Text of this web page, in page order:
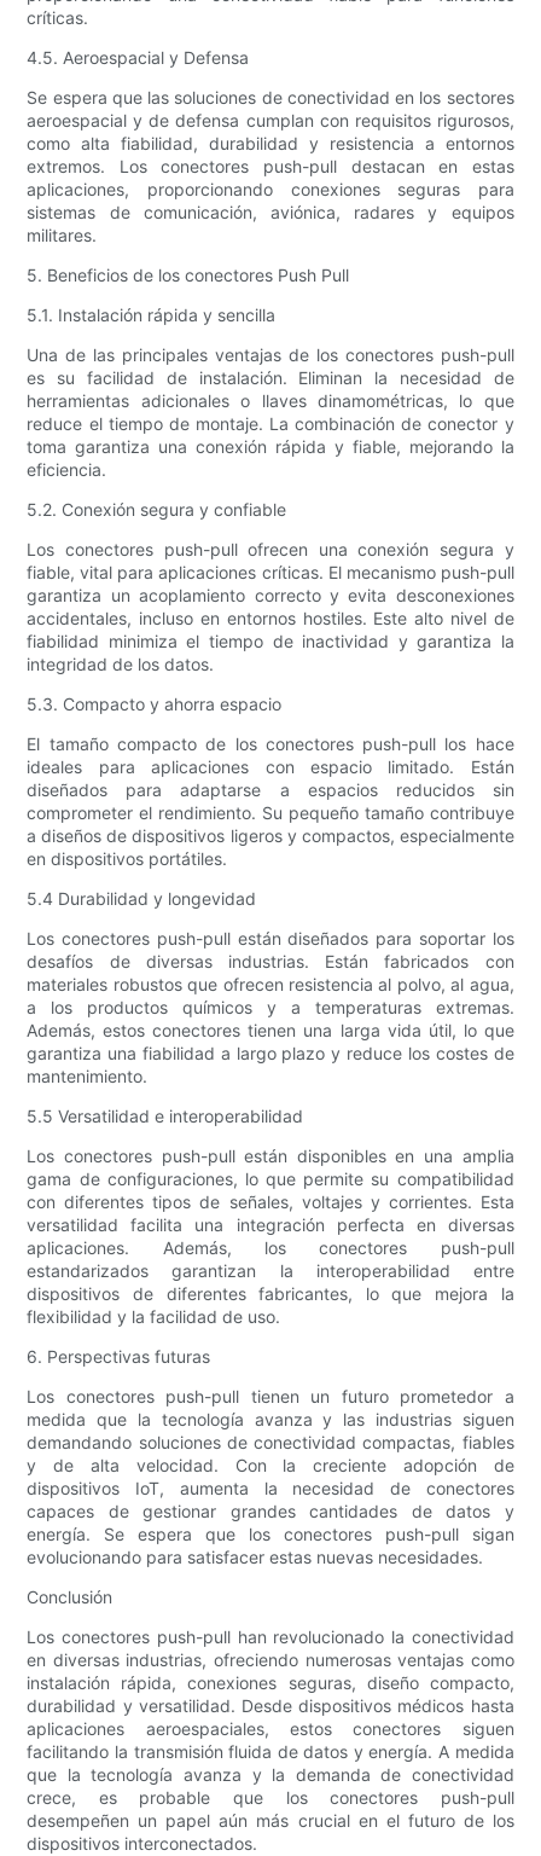
críticas.
4.5. Aeroespacial y Defensa
Se espera que las soluciones de conectividad en los sectores
aeroespacial y de defensa cumplan con requisitos rigurosos,
como alta fiabilidad, durabilidad y resistencia a entornos
extremos. Los conectores push-pull destacan en estas
aplicaciones, proporcionando conexiones seguras para
sistemas de comunicación, aviónica, radares y equipos
militares.
5. Beneficios de los conectores Push Pull
5.1. Instalación rápida y sencilla
Una de las principales ventajas de los conectores push-pull
es su facilidad de instalación. Eliminan la necesidad de
herramientas adicionales o llaves dinamométricas, lo que
reduce el tiempo de montaje. La combinación de conector y
toma garantiza una conexión rápida y fiable, mejorando la
eficiencia.
5.2. Conexión segura y confiable
Los conectores push-pull ofrecen una conexión segura y
fiable, vital para aplicaciones críticas. El mecanismo push-pull
garantiza un acoplamiento correcto y evita desconexiones
accidentales, incluso en entornos hostiles. Este alto nivel de
fiabilidad minimiza el tiempo de inactividad y garantiza la
integridad de los datos.
5.3. Compacto y ahorra espacio
El tamaño compacto de los conectores push-pull los hace
ideales para aplicaciones con espacio limitado. Están
diseñados para adaptarse a espacios reducidos sin
comprometer el rendimiento. Su pequeño tamaño contribuye
a diseños de dispositivos ligeros y compactos, especialmente
en dispositivos portátiles.
5.4 Durabilidad y longevidad
Los conectores push-pull están diseñados para soportar los
desafíos de diversas industrias. Están fabricados con
materiales robustos que ofrecen resistencia al polvo, al agua,
a los productos químicos y a temperaturas extremas.
Además, estos conectores tienen una larga vida útil, lo que
garantiza una fiabilidad a largo plazo y reduce los costes de
mantenimiento.
5.5 Versatilidad e interoperabilidad
Los conectores push-pull están disponibles en una amplia
gama de configuraciones, lo que permite su compatibilidad
con diferentes tipos de señales, voltajes y corrientes. Esta
versatilidad facilita una integración perfecta en diversas
aplicaciones. Además, los conectores push-pull
estandarizados garantizan la interoperabilidad entre
dispositivos de diferentes fabricantes, lo que mejora la
flexibilidad y la facilidad de uso.
6. Perspectivas futuras
Los conectores push-pull tienen un futuro prometedor a
medida que la tecnología avanza y las industrias siguen
demandando soluciones de conectividad compactas, fiables
y de alta velocidad. Con la creciente adopción de
dispositivos IoT, aumenta la necesidad de conectores
capaces de gestionar grandes cantidades de datos y
energía. Se espera que los conectores push-pull sigan
evolucionando para satisfacer estas nuevas necesidades.
Conclusión
Los conectores push-pull han revolucionado la conectividad
en diversas industrias, ofreciendo numerosas ventajas como
instalación rápida, conexiones seguras, diseño compacto,
durabilidad y versatilidad. Desde dispositivos médicos hasta
aplicaciones aeroespaciales, estos conectores siguen
facilitando la transmisión fluida de datos y energía. A medida
que la tecnología avanza y la demanda de conectividad
crece, es probable que los conectores push-pull
desempeñen un papel aún más crucial en el futuro de los
dispositivos interconectados.